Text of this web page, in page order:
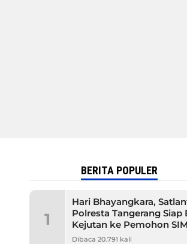
BERITA POPULER
1
Hari Bhayangkara,
Polresta Tangerang Siap
Kejutan ke Pemohon SIM
Dibaca 20.791 kali